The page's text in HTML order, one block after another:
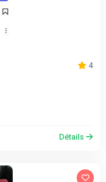
4
Détails